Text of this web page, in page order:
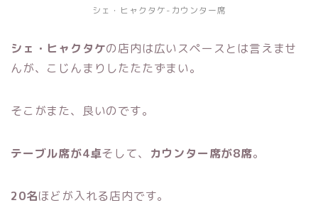
シェ・ヒャクタケ-カウンター席
シェ・ヒャクタケの店内は広いスペースとは言えませ
んが、こじんまりしたたたずまい。
そこがまた、良いのです。
テーブル席が4卓そして、 カウンター席が8席。
20名ほどが入れる店内です。